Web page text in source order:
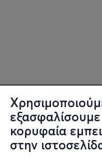
κορυφαία
στην